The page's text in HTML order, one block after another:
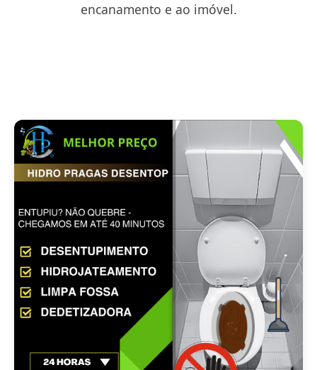
encanamento e ao imóvel.